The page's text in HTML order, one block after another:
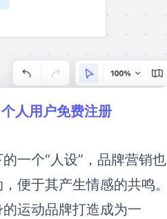
人用户免费注册
一个“人设”，品牌营销也
便于其产生情感的共鸣。
运动品牌打造成为一